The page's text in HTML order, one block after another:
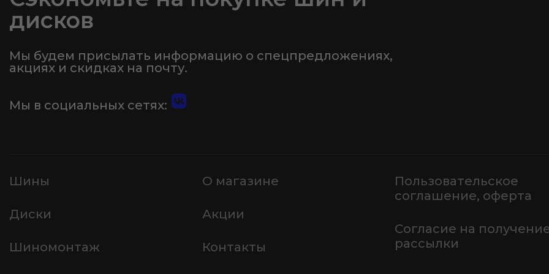
дисков
Мы будем присылать информацию о спецпредложениях,
акциях и скидках на почту.
Мы в социальных сетях:
Шины
Диски
Шиномонтаж
О магазине
Акции
Контакты
Пользовательское
соглашение, оферта
Согласие на
рассылки